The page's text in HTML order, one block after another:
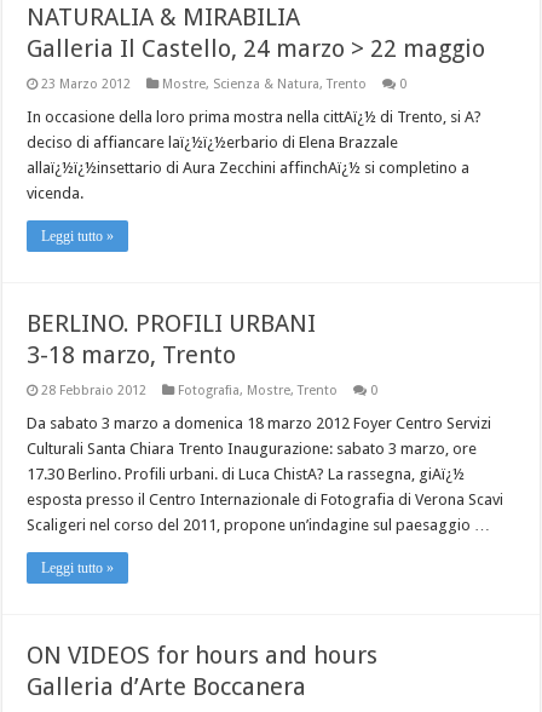
NATURALIA & MIRABILIA
Galleria Il Castello, 24 marzo > 22 maggio
23 Marzo 2012 Mostre, Scienza & Natura,Trento 0
In occasione della loro prima mostra nella cittAï¿½ di Trento, si A?
deciso di affiancare laï¿½ï¿½erbario di Elena Brazzale
allaï¿½ï¿½insettario di Aura Zecchini affinchAï¿½ si completino a
vicenda.
Leggi tutto »
BERLINO. PROFILI URBANI
3-18 marzo, Trento
28 Febbraio 2012 Fotografia, Mostre,Trento 0
Da sabato 3 marzo a domenica 18 marzo 2012 Foyer Centro Servizi
Culturali Santa Chiara Trento Inaugurazione: sabato 3 marzo, ore
17.30 Berlino. Profili urbani. di Luca ChistA? La rassegna, giAï¿½
esposta presso il Centro Internazionale di Fotografia di Verona Scavi
Scaligeri nel corso del 2011, propone un’indagine sul paesaggio …
Leggi tutto »
ON VIDEOS for hours and hours
Galleria d’Arte Boccanera